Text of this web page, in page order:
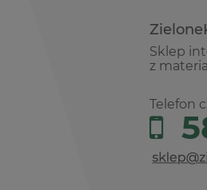
Sklep
z
Telefon